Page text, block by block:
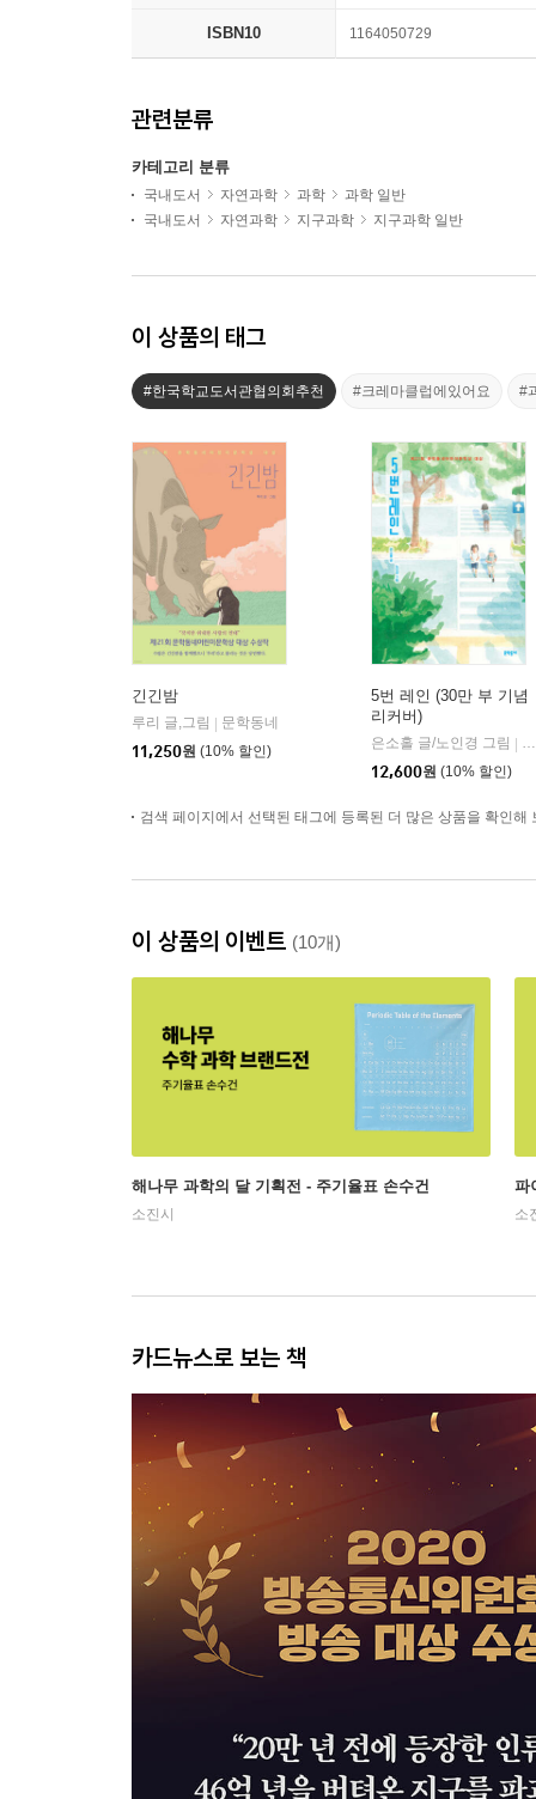
ISBN10 1164050729
관련분류
카테고리 분류
국내도서 자연과학 과학
과학 일반
국내도서
자연과학 지구과학 지구과학 일반
이 상품의 태그
#한국학교도서관협의회추천 #크레마클럽에있어요 #
긴긴밤
루리 글,그림
문학동네
11,250원 (10% 할인)
5번 레인 (30만 부 기념
리커버)
은소홀 글/노인경 그림
12,600원 (10% 할인)
검색 페이지에서 선택된 태그에 등록된 더 많은 상품을 확인해
이 상품의 이벤트 (10개)
해나무 과학의 달 기획전 - 주기율표 손수건
소진시
파
소
카드뉴스로 보는 책